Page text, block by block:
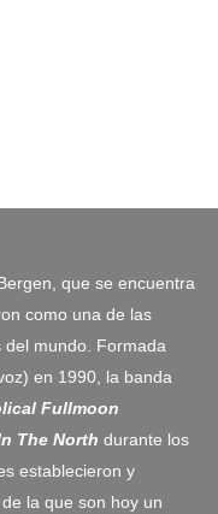
que se encuentra
como una de las
del mundo. Formada
en 1990, la banda
Fullmoon
The North durante los
establecieron y
la que son hoy un